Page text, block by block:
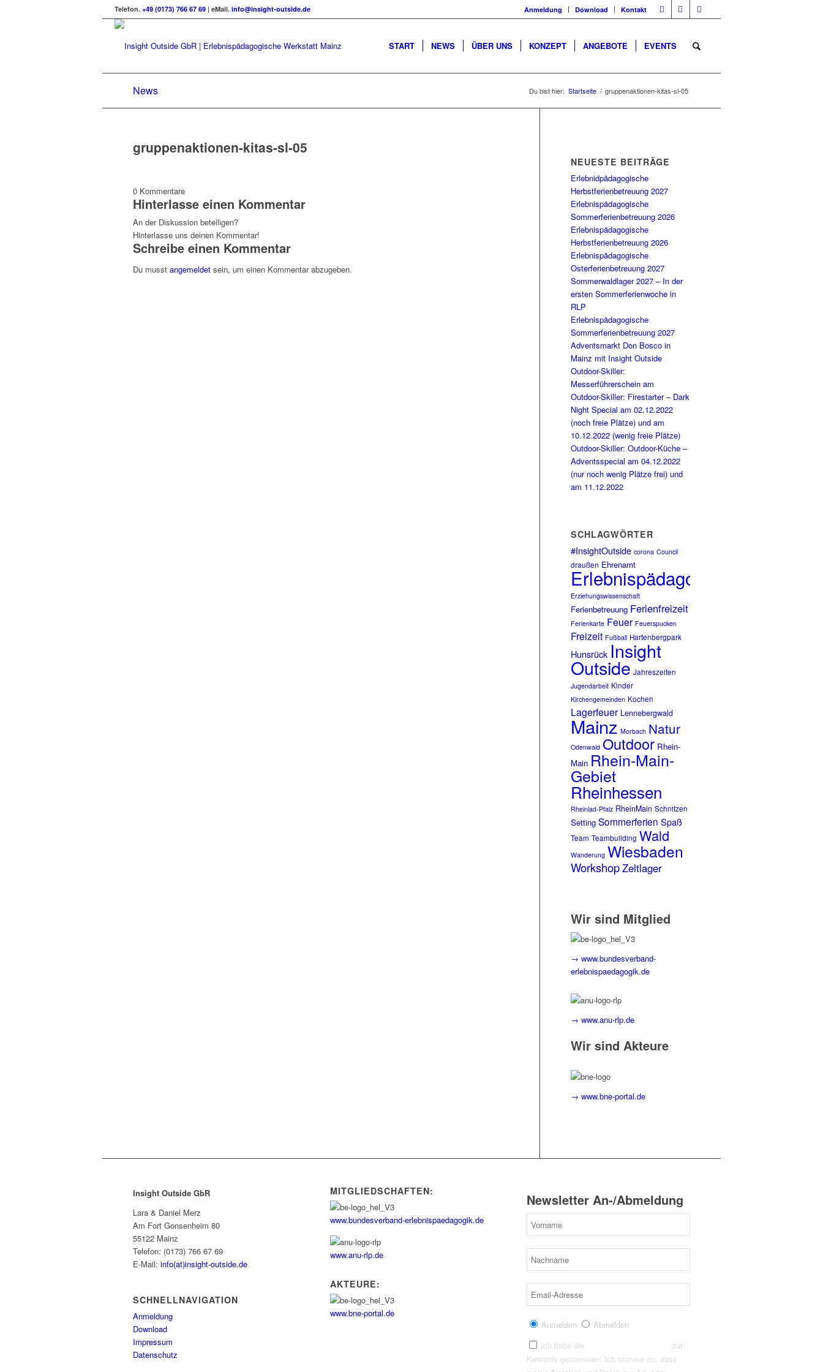
Anmeldung Download Kontakt
Telefon.+49 (0173) 766 67 69 | eMail.info@insight-outside.de
START NEWS ÜBER UNS KONZEPT ANGEBOTE EVENTS
News Du bist hier: Startseite / gruppenaktionen-kitas-sl-05
gruppenaktionen-kitas-sl-05
0 Kommentare
Hinterlasse einen Kommentar
An der Diskussion beteiligen?
Hinterlasse uns deinen Kommentar!
Schreibe einen Kommentar
Du musst angemeldet sein, um einen Kommentar abzugeben.
NEUESTE BEITRÄGE
Erlebnidpädagogische
Herbstferienbetreuung 2027
Erlebnispädagogische
Sommerferienbetreuung 2026
Erlebnispädagogische
Herbstferienbetreuung 2026
Erlebnispädagogische
Osterferienbetreuung 2027
Sommerwaldlager 2027 – In der
ersten Sommerferienwoche in
RLP
Erlebnispädagogische
Sommerferienbetreuung 2027
Adventsmarkt Don Bosco in
Mainz mit Insight Outside
Outdoor-Skiller:
Messerführerschein am
Outdoor-Skiller: Firestarter – Dark
Night Special am 02.12.2022
(noch freie Plätze) und am
10.12.2022 (wenig freie Plätze)
Outdoor-Skiller: Outdoor-Küche –
Adventsspecial am 04.12.2022
(nur noch wenig Plätze frei) und
am 11.12.2022
SCHLAGWÖRTER
#InsightOutside corona Council
draußen Ehrenamt
Erlebnispädagogik
Erziehungswissenschaft
Ferienbetreuung Ferienfreizeit
Ferienkarte Feuer Feuerspucken
Freizeit Fußball Hartenbergpark
Hunsrück Insight
Outside Jahreszeiten
Jugendarbeit Kinder
Kirchengemeinden Kochen
Lagerfeuer Lennebergwald
Mainz Morbach Natur
Odenwald Outdoor Rhein-
Main Rhein-Main-
Gebiet
Rheinhessen
Rheinlad-Pfalz RheinMain Schnitzen
Setting Sommerferien Spaß
Team Teambuilding Wald
Wanderung Wiesbaden
WorkshopZeltlager
Wir sind Mitglied
→ www.bundesverband-
erlebnispaedagogik.de
→ www.anu-rlp.de
Wir sind Akteure
→ www.bne-portal.de
Insight Outside GbR
Lara & Daniel Merz
Am Fort Gonsenheim 80
55122 Mainz
Telefon: (0173) 766 67 69
E-Mail: info(at)insight-outside.de
SCHNELLNAVIGATION
Anmeldung
Download
Impressum
Datenschutz
MITGLIEDSCHAFTEN:
www.bundesverband-erlebnispaedagogik.de
www.anu-rlp.de
AKTEURE:
www.bne-portal.de
Newsletter An-/Abmeldung
Anmelden
Abmelden
Ich habe die
zur
Kenntnis genommen. Ich stimme zu, dass